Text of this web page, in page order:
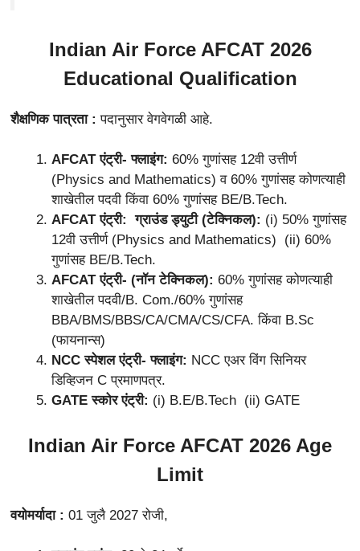
Indian Air Force AFCAT 2026
Educational Qualification
शैक्षणिक पात्रता : पदानुसार वेगवेगळी आहे.
AFCAT एंट्री- फ्लाइंग: 60% गुणांसह 12वी उत्तीर्ण
(Physics and Mathematics) व 60% गुणांसह कोणत्याही
शाखेतील पदवी किंवा 60% गुणांसह BE/B.Tech.
AFCAT एंट्री: ग्राउंड ड्युटी (टेक्निकल): (i) 50% गुणांसह
12वी उत्तीर्ण (Physics and Mathematics) (ii) 60%
गुणांसह BE/B.Tech.
AFCAT एंट्री- (नॉन टेक्निकल): 60% गुणांसह कोणत्याही
शाखेतील पदवी/B. Com./60% गुणांसह
BBA/BMS/BBS/CA/CMA/CS/CFA. किंवा B.Sc
(फायनान्स)
NCC स्पेशल एंट्री- फ्लाइंग: NCC एअर विंग सिनियर
डिव्हिजन C प्रमाणपत्र.
GATE स्कोर एंट्री: (i) B.E/B.Tech (ii) GATE
Indian Air Force AFCAT 2026 Age
Limit
वयोमर्यादा : 01 जुलै 2027 रोजी,